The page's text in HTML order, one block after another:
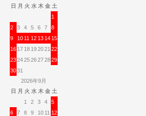
日 月 火 水 木 金 土
1
2
3 4 5 6 7
8
9
10 11 12 13 14 15
16 17 18 192021 22
23242526272829
3031
2026年9月
日 月 火 水 木 金 土
1
2 3 4
5
6
7 8 9 10 11 12